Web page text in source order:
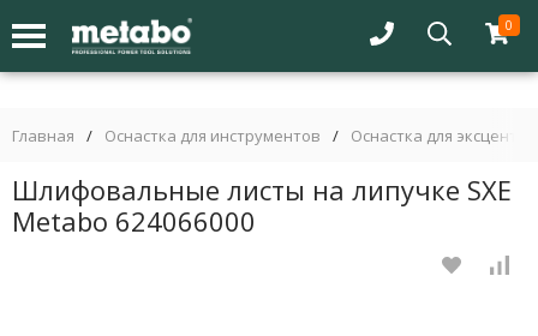
0
Главная / Оснастка для инструментов / Оснастка для
Шлифовальные листы на липучке SXE
Metabo 624066000